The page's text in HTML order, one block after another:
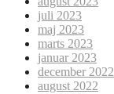
juli 2023
maj 2023
marts 2023
januar 2023
december 2022
august 2022